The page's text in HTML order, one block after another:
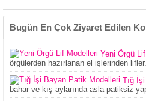
Bugün En Çok Ziyaret Edilen
Yeni Örgü
örgülerden hazırlanan el işlerinden
Tığ
bahar ve kış aylarında asla patiksiz